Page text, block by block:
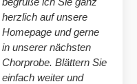
herzlich auf unsere
Homepage und gerne
in unserer nächsten
Chorprobe. Blättern Sie
einfach weiter und